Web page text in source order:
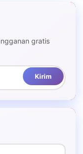
gratis
Kirim